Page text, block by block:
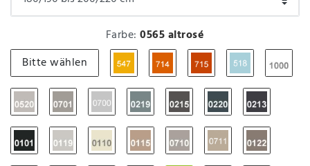
Farbe: 0565 altrosé
Bitte wählen